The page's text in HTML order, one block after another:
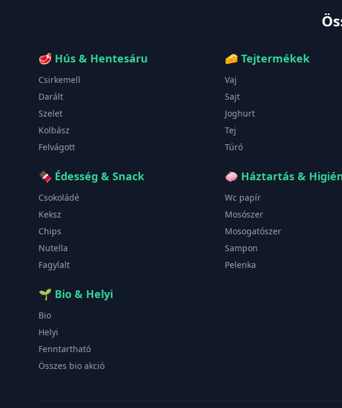
🥩 Hús & Hentesáru
Csirkemell
Darált
Szelet
Kolbász
Felvágott
🧀 Tejtermékek
Vaj
Sajt
Joghurt
Tej
Túró
🍫 Édesség & Snack
Csokoládé
Keksz
Chips
Nutella
Fagylalt
🧼 Háztartás &
Wc papír
Mosószer
Mosogatószer
Sampon
Pelenka
🌱 Bio & Helyi
Bio
Helyi
Fenntartható
Összes bio akció